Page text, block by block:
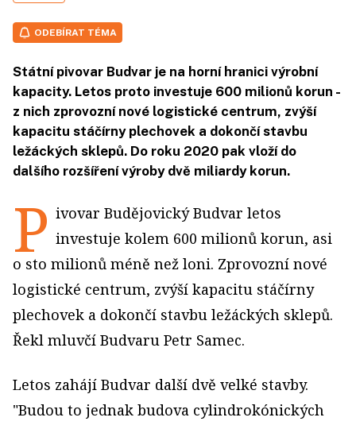
ODEBÍRAT TÉMA
Státní pivovar Budvar je na horní hranici výrobní
kapacity. Letos proto investuje 600 milionů korun -
z nich zprovozní nové logistické centrum, zvýší
kapacitu stáčírny plechovek a dokončí stavbu
ležáckých sklepů. Do roku 2020 pak vloží do
dalšího rozšíření výroby dvě miliardy korun.
P ivovar Budějovický Budvar letos
investuje kolem 600 milionů korun, asi
o sto milionů méně než loni. Zprovozní nové
logistické centrum, zvýší kapacitu stáčírny
plechovek a dokončí stavbu ležáckých sklepů.
Řekl mluvčí Budvaru Petr Samec.
Letos zahájí Budvar další dvě velké stavby.
"Budou to jednak budova cylindrokónických